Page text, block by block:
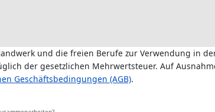
und die freien Berufe zur Verwendung in
der gesetzlichen Mehrwertsteuer. Auf
Geschäftsbedingungen (AGB).